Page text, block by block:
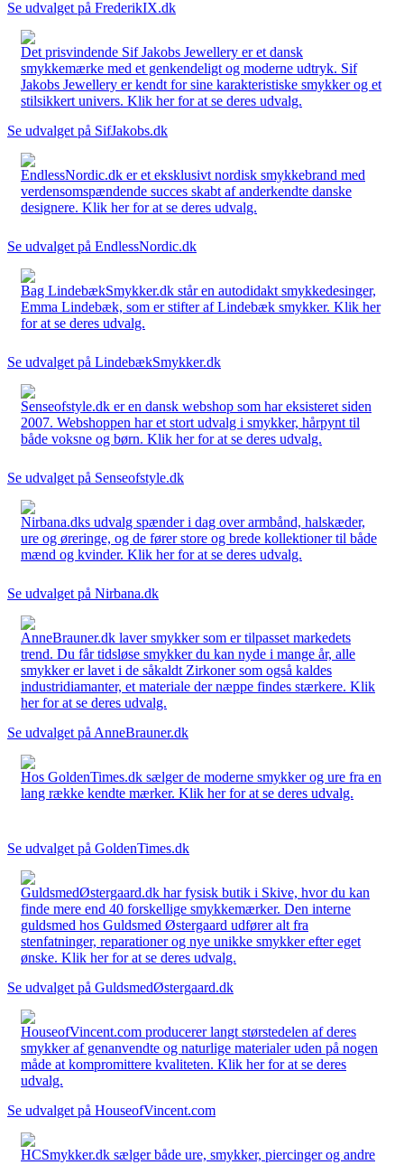
Se udvalget på FrederikIX.dk
Det prisvindende Sif Jakobs Jewellery er et dansk
smykkemærke med et genkendeligt og moderne udtryk. Sif
Jakobs Jewellery er kendt for sine karakteristiske smykker og et
stilsikkert univers. Klik her for at se deres udvalg.
Se udvalget på SifJakobs.dk
EndlessNordic.dk er et eksklusivt nordisk smykkebrand med
verdensomspændende succes skabt af anderkendte danske
designere. Klik her for at se deres udvalg.
Se udvalget på EndlessNordic.dk
Bag LindebækSmykker.dk står en autodidakt smykkedesinger,
Emma Lindebæk, som er stifter af Lindebæk smykker. Klik her
for at se deres udvalg.
Se udvalget på LindebækSmykker.dk
Senseofstyle.dk er en dansk webshop som har eksisteret siden
2007. Webshoppen har et stort udvalg i smykker, hårpynt til
både voksne og børn. Klik her for at se deres udvalg.
Se udvalget på Senseofstyle.dk
Nirbana.dks udvalg spænder i dag over armbånd, halskæder,
ure og øreringe, og de fører store og brede kollektioner til både
mænd og kvinder. Klik her for at se deres udvalg.
Se udvalget på Nirbana.dk
AnneBrauner.dk laver smykker som er tilpasset markedets
trend. Du får tidsløse smykker du kan nyde i mange år, alle
smykker er lavet i de såkaldt Zirkoner som også kaldes
industridiamanter, et materiale der næppe findes stærkere. Klik
her for at se deres udvalg.
Se udvalget på AnneBrauner.dk
Hos GoldenTimes.dk sælger de moderne smykker og ure fra en
lang række kendte mærker. Klik her for at se deres udvalg.
Se udvalget på GoldenTimes.dk
GuldsmedØstergaard.dk har fysisk butik i Skive, hvor du kan
finde mere end 40 forskellige smykkemærker. Den interne
guldsmed hos Guldsmed Østergaard udfører alt fra
stenfatninger, reparationer og nye unikke smykker efter eget
ønske. Klik her for at se deres udvalg.
Se udvalget på GuldsmedØstergaard.dk
HouseofVincent.com producerer langt størstedelen af deres
smykker af genanvendte og naturlige materialer uden på nogen
måde at kompromittere kvaliteten. Klik her for at se deres
udvalg.
Se udvalget på HouseofVincent.com
HCSmykker.dk sælger både ure, smykker, piercinger og andre